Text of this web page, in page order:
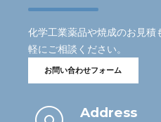
化学工業薬品や焼成のお見積
軽にご相談ください。
お問い合わせフォーム
Address